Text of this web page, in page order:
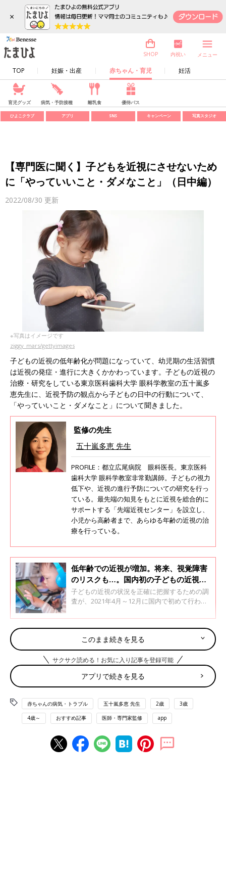
×
TOP 妊娠・出産 赤ちゃん・育児 妊活
SHOP 内祝い メニュー
育児グッズ 病気・予防接種 離乳食 優待パス
ひよこクラブ アプリ SNS キャンペーン 写真スタジオ
【専門医に聞く】子どもを近視にさせないため
に「やっていいこと・ダメなこと」（日中編）
2022/08/30 更新
※写真はイメージです
ziggy_mars/gettyimages
子どもの近視の低年齢化が問題になっていて、幼児期の生活習慣
は近視の発症・進行に大きくかかわっています。子どもの近視の
治療・研究をしている東京医科歯科大学 眼科学教室の五十嵐多
恵先生に、近視予防の観点から子どもの日中の行動について、
「やっていいこと・ダメなこと」について聞きました。
監修の先生
五十嵐多恵 先生
PROFILE：都立広尾病院 眼科医長。東京医科
歯科大学 眼科学教室非常勤講師。子どもの視力
低下や、近視の進行予防についての研究を行っ
ている。最先端の知見をもとに近視を総合的に
サポートする「先端近視センター」を設立し、
小児から高齢者まで、あらゆる年齢の近視の治
療を行っている。
低年齢での近視が増加。将来、視覚障害
のリスクも…。国内初の子どもの近視実
態を調査【専門医】
子どもの近視の状況を正確に把握するための調
査が、2021年4月～12月に国内で初めて行わ
の治療・研究をしている東京医科歯科大学 眼科
学教室の五十嵐多恵先生に、日本の子どもの目
に起こっていることを聞きました。
近視にさせない遊ばせ方やゲーム・スマホとのつき
合い方は？
日中の過ごし方で、子どもの目の状態はよくも悪くもなります。
子どもの目を近視にさせない生活習慣を知っておきましょう。
Q1：夏の強い太陽光は刺激が強すぎるから、外で遊ばせ
るのをひかえる
真夏の強い日ざしは刺激が強すぎて、目に悪い影響が出そう。目
を守るために夏の日中は家の中で過ごしています。
このまま続きを見る
サクサク読める！お気に入り記事を登録可能
アプリで続きを見る
赤ちゃんの病気・トラブル 五十嵐多恵 先生 2歳 3歳
4歳～ おすすめ記事 医師・専門家監修 app